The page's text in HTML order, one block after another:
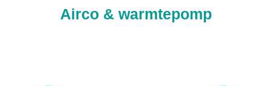
Airco & warmtepomp